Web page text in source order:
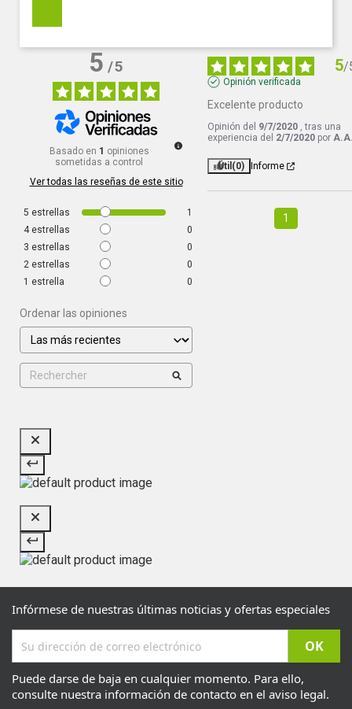
5/5
Basado en 1 opiniones
sometidas a control
Ver todas las reseñas de este sitio
5 estrellas
1
4 estrellas
0
3 estrellas
0
2 estrellas
0
1 estrella 0
Ordenar las opiniones
5/
Opinión verificada
Excelente producto
Opinión del 9/7/2020 , tras una
experiencia del 2/7/2020 por
Útil (0) Informe
1
Infórmese de nuestras últimas noticias y ofertas especiales
Puede darse de baja en cualquier momento. Para ello,
consulte nuestra información de contacto en el aviso legal.